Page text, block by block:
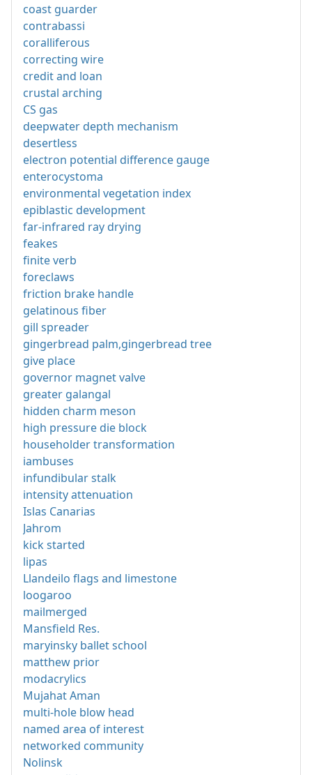
coast guarder
contrabassi
coralliferous
correcting wire
credit and loan
crustal arching
CS gas
deepwater depth mechanism
desertless
electron potential difference gauge
enterocystoma
environmental vegetation index
epiblastic development
far-infrared ray drying
feakes
finite verb
foreclaws
friction brake handle
gelatinous fiber
gill spreader
gingerbread palm,gingerbread tree
give place
governor magnet valve
greater galangal
hidden charm meson
high pressure die block
householder transformation
iambuses
infundibular stalk
intensity attenuation
Islas Canarias
Jahrom
kick started
lipas
Llandeilo flags and limestone
loogaroo
mailmerged
Mansfield Res.
maryinsky ballet school
matthew prior
modacrylics
Mujahat Aman
multi-hole blow head
named area of interest
networked community
Nolinsk